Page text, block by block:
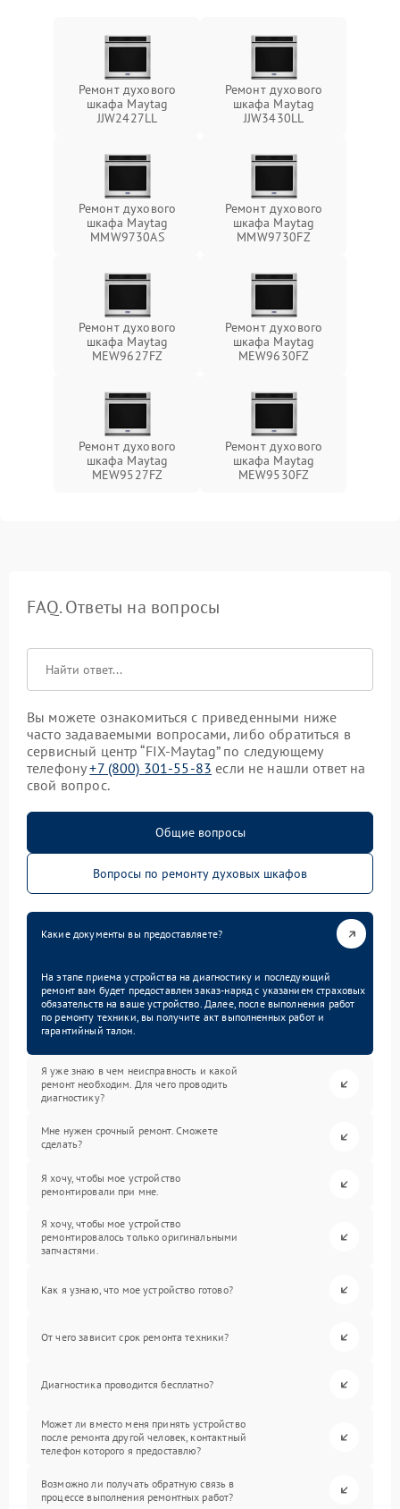
Ремонт духового
шкафа Maytag
JJW2427LL
Ремонт духового
шкафа Maytag
JJW3430LL
Ремонт духового
шкафа Maytag
MMW9730AS
Ремонт духового
шкафа Maytag
MMW9730FZ
Ремонт духового
шкафа Maytag
MEW9627FZ
Ремонт духового
шкафа Maytag
MEW9630FZ
Ремонт духового
шкафа Maytag
MEW9527FZ
Ремонт духового
шкафа Maytag
MEW9530FZ
FAQ. Ответы на вопросы
Вы можете ознакомиться с приведенными ниже
часто задаваемыми вопросами, либо обратиться в
сервисный центр “FIX-Maytag” по следующему
телефону+7 (800) 301-55-83 если не нашли ответ на
свой вопрос.
Общие вопросы
Вопросы по ремонту духовых шкафов
Какие документы вы предоставляете?
На этапе приема устройства на диагностику и последующий
ремонт вам будет предоставлен заказ-наряд с указанием страховых
обязательств на ваше устройство. Далее, после выполнения работ
по ремонту техники, вы получите акт выполненных работ и
гарантийный талон.
Я уже знаю в чем неисправность и какой
ремонт необходим. Для чего проводить
диагностику?
Мне нужен срочный ремонт. Сможете
сделать?
Я хочу, чтобы мое устройство
ремонтировали при мне.
Я хочу, чтобы мое устройство
ремонтировалось только оригинальными
запчастями.
Как я узнаю, что мое устройство готово?
От чего зависит срок ремонта техники?
Диагностика проводится бесплатно?
Может ли вместо меня принять устройство
после ремонта другой человек, контактный
телефон которого я предоставлю?
Возможно ли получать обратную связь в
процессе выполнения ремонтных работ?